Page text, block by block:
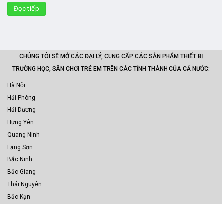
Đọc tiếp
CHÚNG TÔI SẼ MỞ CÁC ĐẠI LÝ, CUNG CẤP CÁC SẢN PHẨM THIẾT BỊ
TRƯỜNG HỌC, SÂN CHƠI TRẺ EM TRÊN CÁC TỈNH THÀNH CỦA CẢ NƯỚC:
Hà Nội
Hải Phòng
Hải Dương
Hưng Yên
Quang Ninh
Lạng Sơn
Bắc Ninh
Bắc Giang
Thái Nguyên
Bắc Kạn